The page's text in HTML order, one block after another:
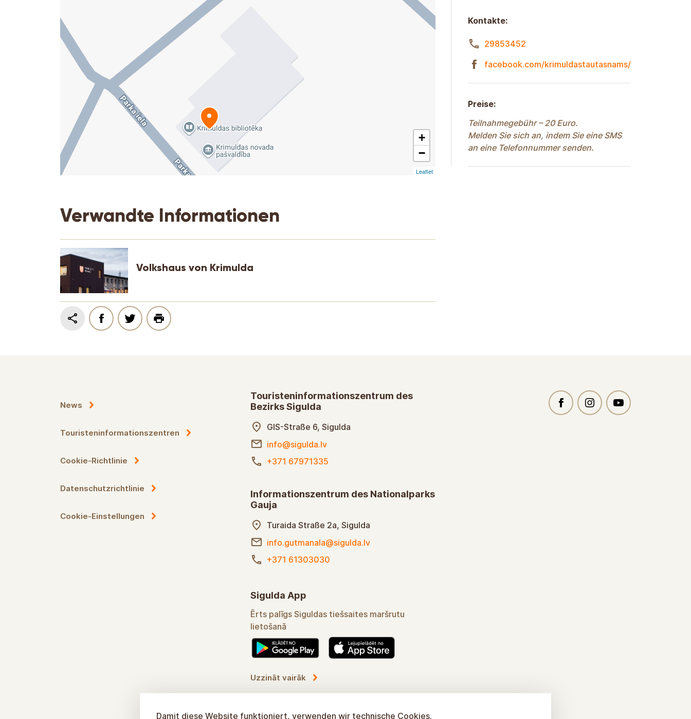
+
−
Leaflet
Verwandte Informationen
Volkshaus von Krimulda
Kontakte:
29853452
facebook.com/krimuldastautasnams/
Preise:
Teilnahmegebühr – 20 Euro.
Melden Sie sich an, indem Sie eine SMS
an eine Telefonnummer senden.
News
Touristeninformationszentren
Cookie-Richtlinie
Datenschutzrichtlinie
Cookie-Einstellungen
Touristeninformationszentrum des
Bezirks Sigulda
GIS-Straße 6, Sigulda
info@sigulda.lv
+371 67971335
Informationszentrum des Nationalparks
Gauja
Turaida Straße 2a, Sigulda
info.gutmanala@sigulda.lv
+371 61303030
Sigulda App
Bequemer Assistent bei der Nutzung von
Sigulda Online-Routen
Mehr erfahren
Damit diese Website funktioniert, verwenden wir technische Cookies.